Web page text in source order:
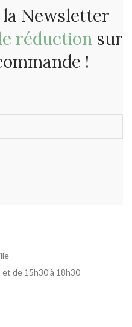
Newsletter
réduction sur
!
et de 15h30 à 18h30